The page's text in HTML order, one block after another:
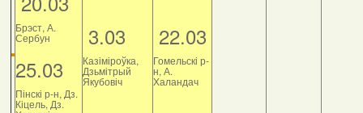
Брэст, А.
Сербун
25.03
Пінскі р-н, Дз.
Кіцель, Дз.
3.03
Казіміроўка,
Дзьмітрый
Якубовіч
22.03
Гомельскі р-
н, А.
Халандач